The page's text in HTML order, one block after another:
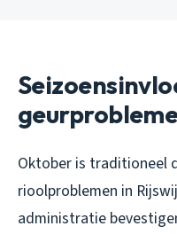
Oktober is traditioneel
rioolproblemen in
administratie